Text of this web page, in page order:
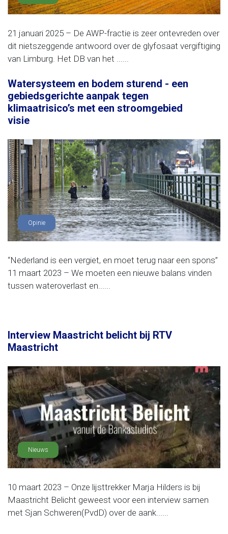
21 januari 2025 – De AWP-fractie is zeer ontevreden over
dit nietszeggende antwoord over de glyfosaat vergiftiging
van Limburg. Het DB van het ......
Watersysteem en bodem sturend - een
gebiedsgerichte aanpak tegen
klimaatrisico’s met een stroomgebied
visie
Opinie
“Nederland is een vergiet, en moet terug naar een spons”
11 maart 2023 – We moeten een nieuwe balans vinden
tussen wateroverlast en......
Interview Maastricht belicht bij RTV
Maastricht
Nieuws
10 maart 2023 – Onze lijsttrekker Marja Hilders is bij
Maastricht Belicht geweest voor een interview samen
met Sjan Schweren(PvdD) over de aank......